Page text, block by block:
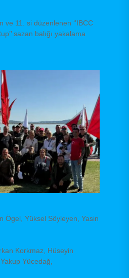
11. si düzenlenen ‘’IBCC
sazan balığı yakalama
Ögel, Yüksel Söyleyen, Yasin
Korkmaz, Hüseyin
Yücedağ,